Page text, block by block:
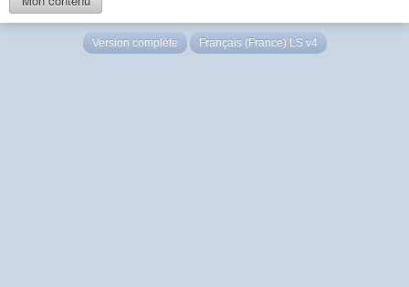
Version complète Français (France) LS v4